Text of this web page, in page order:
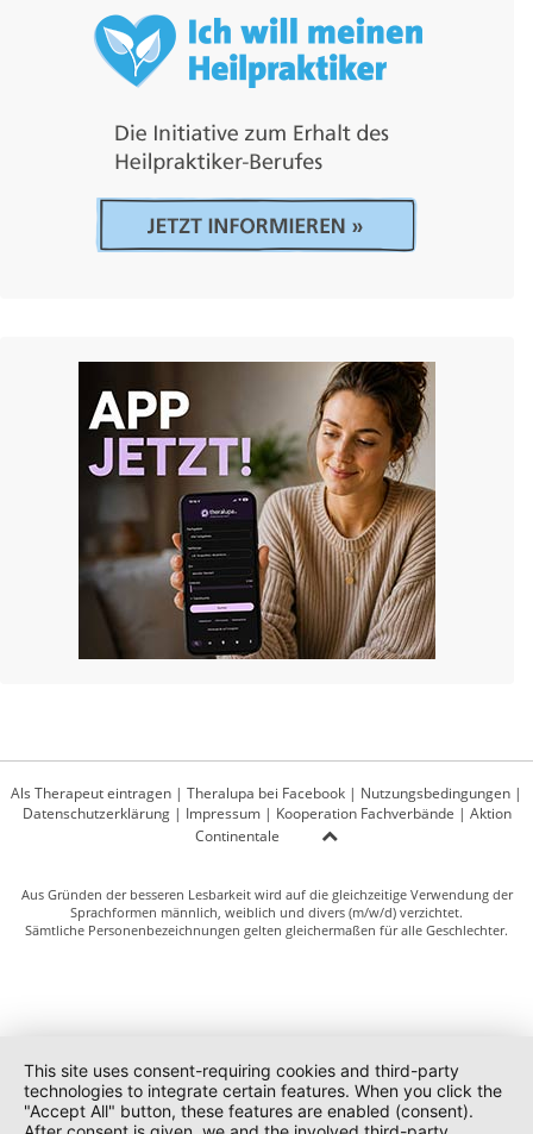
Als Therapeut eintragen | Theralupa bei Facebook | Nutzungsbedingungen |
Datenschutzerklärung| Impressum| Kooperation Fachverbände | Aktion
Continentale
Aus Gründen der besseren Lesbarkeit wird auf die gleichzeitige Verwendung der
Sprachformen männlich, weiblich und divers (m/w/d) verzichtet.
Sämtliche Personenbezeichnungen gelten gleichermaßen für alle Geschlechter.
This site uses consent-requiring cookies and third-party
technologies to integrate certain features. When you click the
"Accept All" button, these features are enabled (consent).